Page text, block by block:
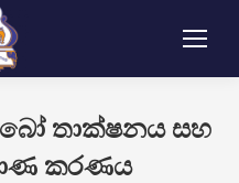
තාක්ෂනය සහ
කරණ​ය